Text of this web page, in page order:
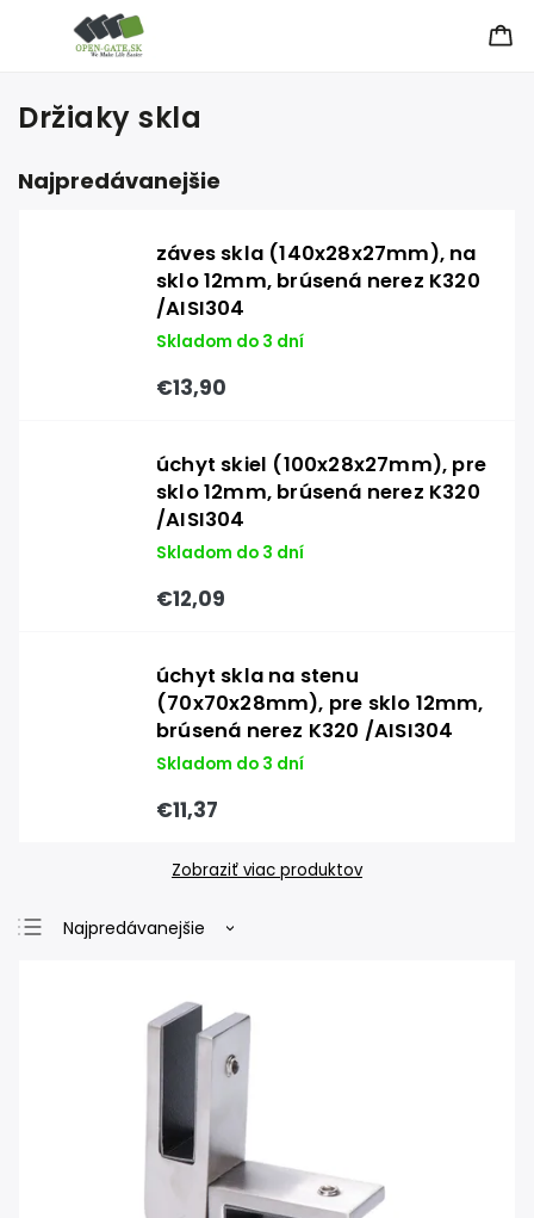
Držiaky skla
Najpredávanejšie
záves skla (140x28x27mm), na
sklo 12mm, brúsená nerez K320
/AISI304
Skladom do 3 dní
€13,90
úchyt skiel (100x28x27mm), pre
sklo 12mm, brúsená nerez K320
/AISI304
Skladom do 3 dní
€12,09
úchyt skla na stenu
(70x70x28mm), pre sklo 12mm,
brúsená nerez K320 /AISI304
Skladom do 3 dní
€11,37
Zobraziť viac produktov
Najpredávanejšie